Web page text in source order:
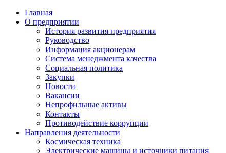
Главная
О предприятии
История развития предприятия
Руководство
Информация акционерам
Система менеджмента качества
Социальная политика
Закупки
Новости
Вакансии
Непрофильные активы
Контакты
Противодействие коррупции
Направления деятельности
Космическая техника
Электрические машины и источники питания